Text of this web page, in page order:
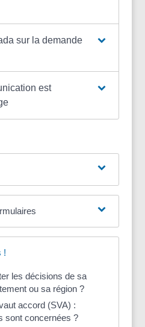
sur la demande
est
!
les décisions de sa
ou sa région ?
accord (SVA) :
sont concernées ?